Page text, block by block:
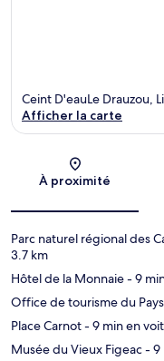
Ceint D'eauLe Drauzou,
Afficher la carte
À proximité
Parc naturel régional des
3.7 km
Hôtel de la Monnaie- 9
Office de tourisme du
Place Carnot- 9 min en
Musée du Vieux Figeac- 9